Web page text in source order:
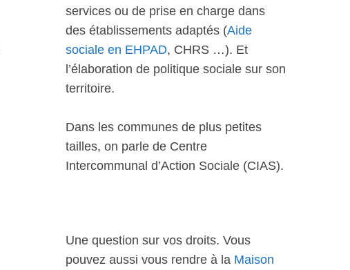
services ou de prise en charge dans
des établissements adaptés (Aide
sociale en EHPAD, CHRS …). Et
l’élaboration de politique sociale sur son
territoire.
Dans les communes de plus petites
tailles, on parle de Centre
Intercommunal d’Action Sociale (CIAS).
Une question sur vos droits. Vous
pouvez aussi vous rendre à la Maison